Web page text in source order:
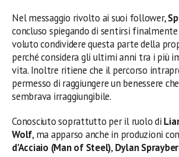
Nel messaggio rivolto ai suoi follower,
concluso spiegando di sentirsi finalmente
voluto condividere questa parte della
perché considera gli ultimi anni tra i più
vita. Inoltre ritiene che il percorso
permesso di raggiungere un benessere
sembrava irraggiungibile.
Conosciuto soprattutto per il ruolo di
Wolf, ma apparso anche in produzioni
d’Acciaio (Man of Steel), Dylan